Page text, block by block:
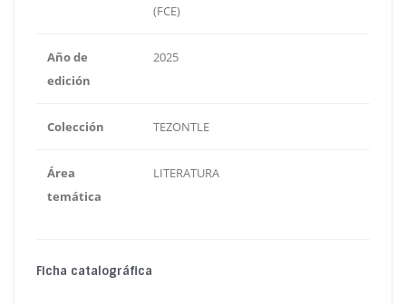
(FCE)
Año de
edición
2025
Colección TEZONTLE
Área
temática
LITERATURA
Ficha catalográfica